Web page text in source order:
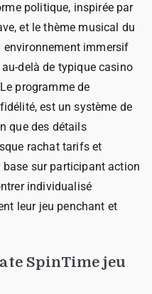
politique, inspirée par
et le thème musical du
environnement immersif
delà de typique casino
programme de
est un système de
que des détails
rachat tarifs et
sur participant action
individualisé
leur jeu penchant et
SpinTime jeu